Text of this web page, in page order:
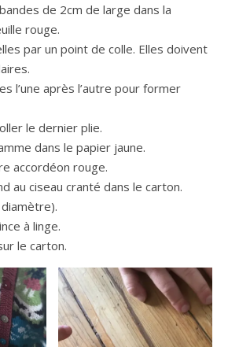
de 2cm de large dans la
rouge.
par un point de colle. Elles doivent
l’une après l’autre pour former
le dernier plie.
dans le papier jaune.
accordéon rouge.
au ciseau cranté dans le carton.
à linge.
le carton.